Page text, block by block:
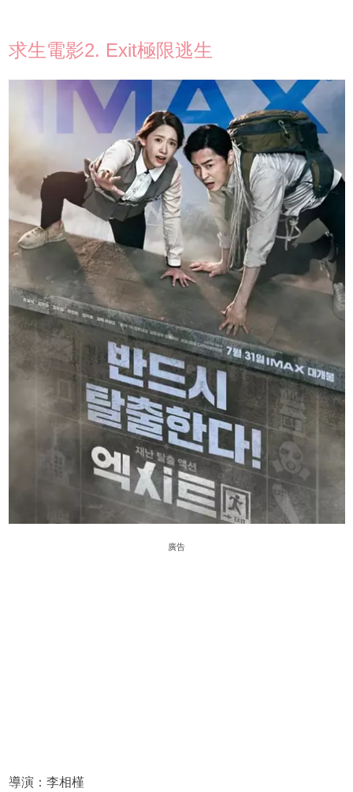
求生電影2. Exit極限逃生
廣告
導演：李相槿